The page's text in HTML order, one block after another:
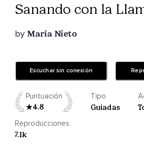
Sanando con la
by Maria Nieto
Escuchar sin conexión
Puntuación
4.8
Tipo
Guiadas
Reproducciones
7.1k